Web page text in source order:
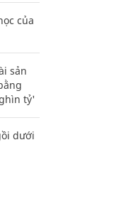
của
sản
tỷ'
dưới